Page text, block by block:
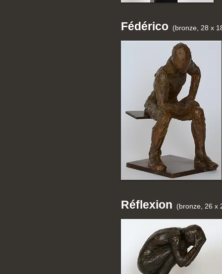
Fédérico (bronze, 28 x
Réflexion (bronze, 26 x